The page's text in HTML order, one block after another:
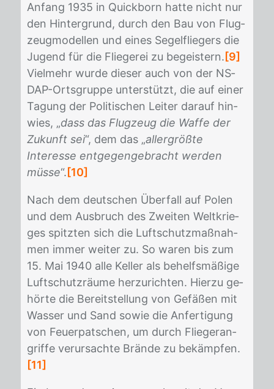
An­fang 1935 in Quick­born hat­te nicht nur
den Hin­ter­grund, durch den Bau von Flug­
zeug­mo­del­len und ei­nes Se­gel­flie­gers die
Ju­gend für die Flie­ge­rei zu be­geis­tern. [9]
Viel­mehr wur­de die­ser auch von der NS­
DAP-Orts­grup­pe un­ter­stützt, die auf ei­ner
Ta­gung der Po­li­ti­schen Lei­ter dar­auf hin­
wies, „dass das Flugzeug die Waffe der
Zukunft sei“, dem das „allergrößte
Interesse entgegengebracht werden
müsse“. [10]
Nach dem deut­schen Über­fall auf Po­len
und dem Aus­bruch des Zwei­ten Welt­krie­
ges spitz­ten sich die Luft­schutz­maß­nah­
men im­mer wei­ter zu. So wa­ren bis zum
15. Mai 1940 alle Kel­ler als be­helfs­mä­ßi­ge
Luft­schutz­räu­me her­zu­rich­ten. Hier­zu ge­
hör­te die Be­reit­stel­lung von Ge­fä­ßen mit
Was­ser und Sand so­wie die An­fer­ti­gung
von Feu­er­pat­schen, um durch Flie­ger­an­
grif­fe ver­ur­sach­te Brän­de zu be­kämp­fen.
[11]